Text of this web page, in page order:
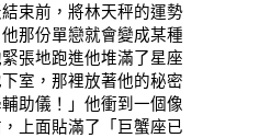
束前，將林天秤的運勢
那份單戀就會變成某種
張地跑進他堆滿了星座
室，那裡放著他的秘密
助儀！」他衝到一個像
上面貼滿了「巨蟹座已